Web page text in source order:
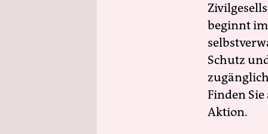
beginnt
Schutz
Finden
Aktion.